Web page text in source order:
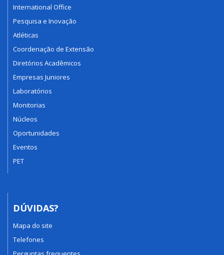
International Office
Pesquisa e Inovação
Atléticas
Coordenação de Extensão
Diretórios Acadêmicos
Empresas Juniores
Laboratórios
Monitorias
Núcleos
Oportunidades
Eventos
PET
DÚVIDAS?
Mapa do site
Telefones